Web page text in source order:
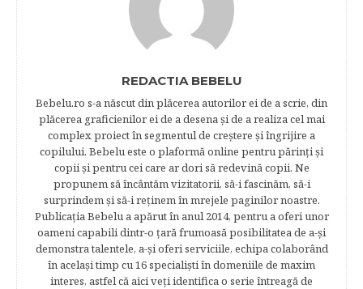
REDACTIA BEBELU
Bebelu.ro s-a născut din plăcerea autorilor ei de a scrie, din
plăcerea graficienilor ei de a desena şi de a realiza cel mai
complex proiect în segmentul de creştere şi îngrijire a
copilului. Bebelu este o plaformă online pentru părinţi şi
copii şi pentru cei care ar dori să redevină copii. Ne
propunem să încântăm vizitatorii, să-i fascinăm, să-i
surprindem şi să-i reţinem în mrejele paginilor noastre.​
Publicația Bebelu a apărut în anul 2014, pentru a oferi unor
oameni capabili dintr-o ţară frumoasă posibilitatea de a-şi
demonstra talentele, a-şi oferi serviciile, echipa colaborând
în acelaşi timp cu 16 specialişti în domeniile de maxim
interes, astfel că aici veţi identifica o serie întreagă de